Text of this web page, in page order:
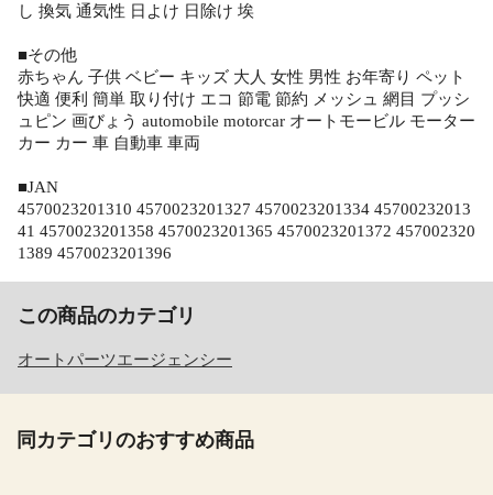
し 換気 通気性 日よけ 日除け 埃
■その他
赤ちゃん 子供 ベビー キッズ 大人 女性 男性 お年寄り ペット
快適 便利 簡単 取り付け エコ 節電 節約 メッシュ 網目 プッシ
ュピン 画びょう automobile motorcar オートモービル モーター
カー カー 車 自動車 車両
■JAN
4570023201310 4570023201327 4570023201334 45700232013
41 4570023201358 4570023201365 4570023201372 457002320
1389 4570023201396
この商品のカテゴリ
オートパーツエージェンシー
同カテゴリのおすすめ商品